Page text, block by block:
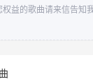
益的歌曲请来信告知